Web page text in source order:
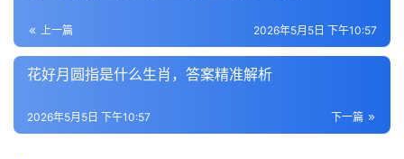
上一篇 2026年5月5日 下午10:57
花好月圆指是什么生肖，答案精准解析
下一篇
2026年5月5日 下午10:57